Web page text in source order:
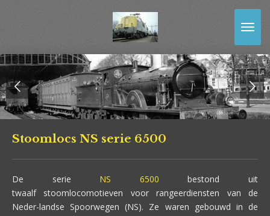
de
hoofdinhoud
Stoomlocs NS serie 6500
De serie NS 6500 bestond uit
twaalf stoomlocomotieven voor rangeerdiensten van de
Neder-landse Spoorwegen (NS). Ze waren gebouwd in de